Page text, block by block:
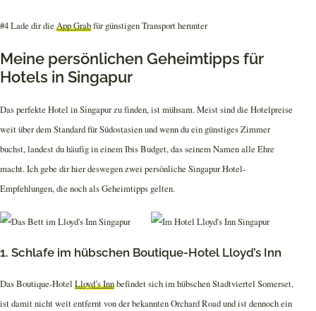
#4 Lade dir die App Grabfür günstigen Transport herunter
Meine persönlichen Geheimtipps für
Hotels in Singapur
Das perfekte Hotel in Singapur zu finden, ist mühsam. Meist sind die Hotelpreise
weit über dem Standard für Südostasien und wenn du ein günstiges Zimmer
buchst, landest du häufig in einem Ibis Budget, das seinem Namen alle Ehre
macht. Ich gebe dir hier deswegen zwei persönliche Singapur Hotel-
Empfehlungen, die noch als Geheimtipps gelten.
1. Schlafe im hübschen Boutique-Hotel Lloyd’s Inn
Das Boutique-Hotel Lloyd’s Innbefindet sich im hübschen Stadtviertel Somerset,
ist damit nicht weit entfernt von der bekannten Orchard Road und ist dennoch ein